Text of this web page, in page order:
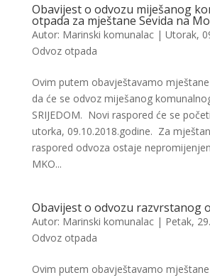
Obavijest o odvozu miješanog
otpada za mještane Sevida na
Autor: Marinski komunalac| Utorak,
Odvoz otpada
Ovim putem obavještavamo
da će se odvoz miješanog
SRIJEDOM. Novi raspored će se
utorka, 09.10.2018.godine. Za
raspored odvoza ostaje
MKO...
Obavijest o odvozu razvrstanog
Autor: Marinski komunalac| Petak,
Odvoz otpada
Ovim putem obavještavamo